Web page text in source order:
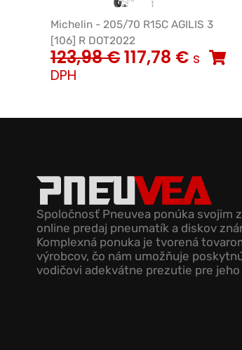
Michelin - 205/70 R15C AGILIS 3
[106] R DOT2022
123,98€117,78 € s
DPH
Spoločnosť Pneuvea ponúka svojim
online predaj pneumatík a diskov
Komplexná ponuka je tvorená
výrobcov, čo nám umožňuje
vodičovi adekvátne prezutie pre jeho